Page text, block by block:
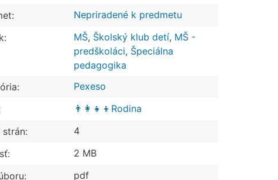
Nepriradené k predmetu
MŠ, Školský klub detí, MŠ -
predškoláci, Špeciálna
pedagogika
Pexeso
👨‍👩‍👧‍👦Rodina
strán:
4
2 MB
pdf